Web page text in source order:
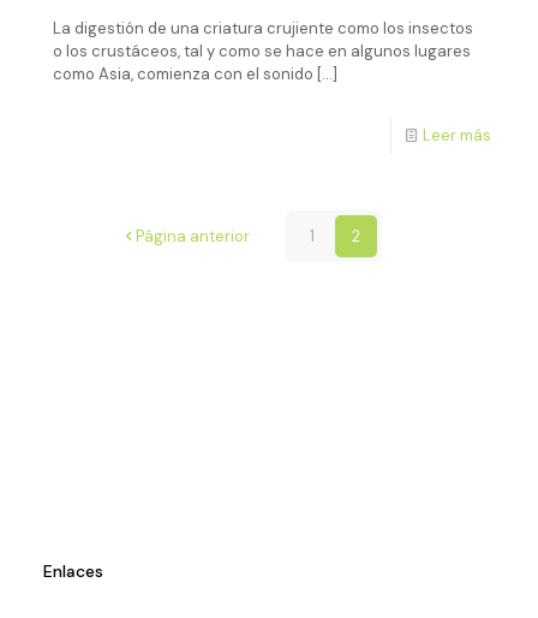
La digestión de una criatura crujiente como los insectos
o los crustáceos, tal y como se hace en algunos lugares
como Asia, comienza con el sonido […]
Leer más
Página anterior 1 2
Enlaces